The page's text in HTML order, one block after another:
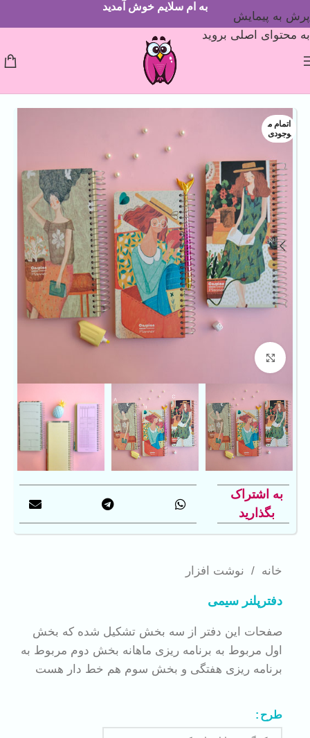
پرش به پیمایش
به محتوای اصلی بروید
به ام سلایم خوش آمدید
خانه / نوشت افزار
دفترپلنر سیمی
صفحات این دفتر از سه بخش تشکیل شده که بخش
اول مربوط به برنامه ریزی ماهانه بخش دوم مربوط به
برنامه ریزی هفتگی و بخش سوم هم خط دار هست
طرح
اتمام م
وجودی
بزرگنمایی تصویر
به اشتراک
بگذارید